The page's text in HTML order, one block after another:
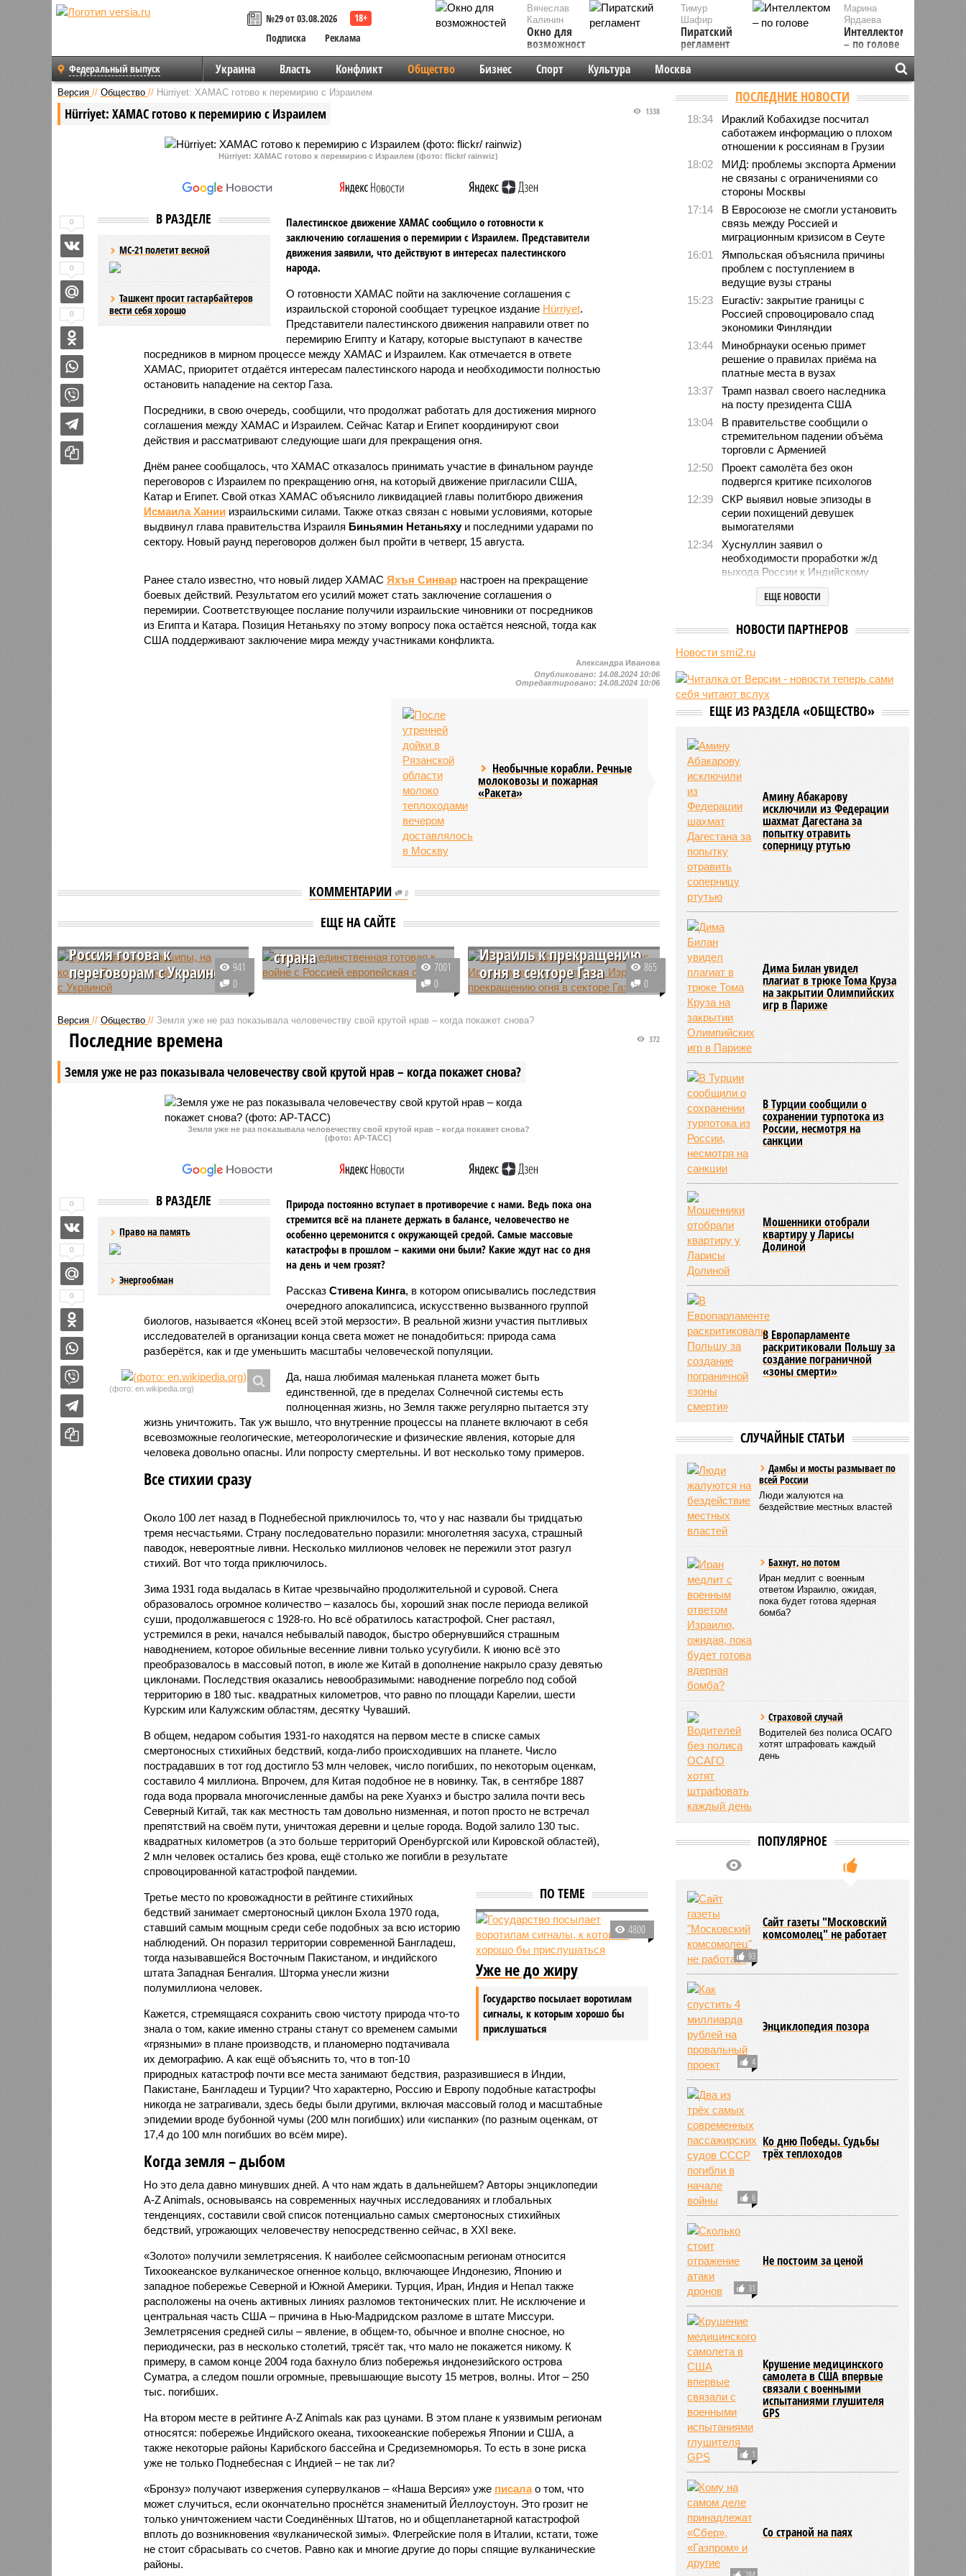
№29 от 03.08.2026
Подписка
Реклама
Вячеслав
Калинин
Окно для
возможностей
Марина
Ярдаева
Интеллектом
– по голове
Тимур
Шафир
Пиратский
регламент
Федеральный выпуск Украина Власть Конфликт Общество Бизнес Спорт Культура Москва
Версия // Общество // Hürriyet: ХАМАС готово к перемирию с Израилем
Hürriyet: ХАМАС готово к перемирию с Израилем 1338
Hürriyet: ХАМАС готово к перемирию с Израилем (фото: flickr/ rainwiz)
В РАЗДЕЛЕ
МС-21 полетит весной
Ташкент просит гастарбайтеров
вести себя хорошо
Палестинское движение ХАМАС сообщило о готовности к
заключению соглашения о перемирии с Израилем. Представители
движения заявили, что действуют в интересах палестинского
народа.
О готовности ХАМАС пойти на заключение соглашения с
израильской стороной сообщает турецкое издание Hürriyet.
Представители палестинского движения направили ответ по
перемирию Египту и Катару, которые выступают в качестве
посредников в мирном процессе между ХАМАС и Израилем. Как отмечается в ответе
ХАМАС, приоритет отдаётся интересам палестинского народа и необходимости полностью
остановить нападение на сектор Газа.
Посредники, в свою очередь, сообщили, что продолжат работать для достижения мирного
соглашения между ХАМАС и Израилем. Сейчас Катар и Египет координируют свои
действия и рассматривают следующие шаги для прекращения огня.
Днём ранее сообщалось, что ХАМАС отказалось принимать участие в финальном раунде
переговоров с Израилем по прекращению огня, на который движение пригласили США,
Катар и Египет. Свой отказ ХАМАС объяснило ликвидацией главы политбюро движения
Исмаила Ханииизраильскими силами. Также отказ связан с новыми условиями, которые
выдвинул глава правительства Израиля Биньямин Нетаньяхуи последними ударами по
сектору. Новый раунд переговоров должен был пройти в четверг, 15 августа.
Ранее стало известно, что новый лидер ХАМАС Яхъя Синварнастроен на прекращение
боевых действий. Результатом его усилий может стать заключение соглашения о
перемирии. Соответствующее послание получили израильские чиновники от посредников
из Египта и Катара. Позиция Нетаньяху по этому вопросу пока остаётся неясной, тогда как
США поддерживают заключение мира между участниками конфликта.
0
0
0
Александра Иванова
Опубликовано: 14.08.2024 10:06
Отредактировано: 14.08.2024 10:06
Необычные корабли. Речные
молоковозы и пожарная
«Ракета»
КОММЕНТАРИИ 0
ЕЩЕ НА САЙТЕ
Путин озвучил
Россия готова к
переговорам с Украиной
В ходе сегодняшнего совещания
Владимир Путин обозначил
условия, на которых Россия
готова приступить к мирным
переговорам с Украиной.
941
0
Названа единственная
готовая к войне с
страна
На фоне продолжающегося почти
дальнейшей эскалации ситуации
не менее, как отмечает западная
не готово к такому сценарию.
7001
0
ХАМАС: Обострение
конфликта с Ираном
Израиль к прекращению
огня в секторе Газа
Представитель палестинского
последние удары Израиля по
сопротивления, а ядерная
формальным поводом для атак.
865
0
Версия // Общество // Земля уже не раз показывала человечеству свой крутой нрав – когда покажет снова?
Земля уже не раз показывала человечеству свой крутой нрав – когда покажет снова?
372
Последние времена
Земля уже не раз показывала человечеству свой крутой нрав – когда покажет снова?
(фото: АР-ТАСС)
В РАЗДЕЛЕ
Право на память
Энергообман
Природа постоянно вступает в противоречие с нами. Ведь пока она
стремится всё на планете держать в балансе, человечество не
особенно церемонится с окружающей средой. Самые массовые
катастрофы в прошлом – какими они были? Какие ждут нас со дня
на день и чем грозят?
Рассказ Стивена Кинга, в котором описывались последствия
очередного апокалипсиса, искусственно вызванного группой
биологов, называется «Конец всей этой мерзости». В реальной жизни участия пытливых
исследователей в организации конца света может не понадобиться: природа сама
разберётся, как и где уменьшить масштабы человеческой популяции.
(фото: en.wikipedia.org)
Да, наша любимая маленькая планета может быть
единственной, где в пределах Солнечной системы есть
полноценная жизнь, но Земля также регулярно пытается эту
жизнь уничтожить. Так уж вышло, что внутренние процессы на планете включают в себя
всевозможные геологические, метеорологические и физические явления, которые для
человека довольно опасны. Или попросту смертельны. И вот несколько тому примеров.
Все стихии сразу
Около 100 лет назад в Поднебесной приключилось то, что у нас назвали бы тридцатью
тремя несчастьями. Страну последовательно поразили: многолетняя засуха, страшный
паводок, невероятные ливни. Несколько миллионов человек не пережили этот разгул
стихий. Вот что тогда приключилось.
Зима 1931 года выдалась в Китае чрезвычайно продолжительной и суровой. Снега
образовалось огромное количество – казалось бы, хороший знак после периода великой
суши, продолжавшегося с 1928-го. Но всё обратилось катастрофой. Снег растаял,
устремился в реки, начался небывалый паводок, быстро обернувшийся страшным
наводнением, которое обильные весенние ливни только усугубили. К июню всё это
преобразовалось в массовый потоп, в июле же Китай в дополнение накрыло сразу девятью
циклонами. Последствия оказались невообразимыми: наводнение погребло под собой
территорию в 180 тыс. квадратных километров, что равно по площади Карелии, шести
Курским или Калужским областям, десятку Чуваший.
В общем, недаром события 1931-го находятся на первом месте в списке самых
смертоносных стихийных бедствий, когда-либо происходивших на планете. Число
пострадавших в тот год достигло 53 млн человек, число погибших, по некоторым оценкам,
составило 4 миллиона. Впрочем, для Китая подобное не в новинку. Так, в сентябре 1887
года вода прорвала многочисленные дамбы на реке Хуанхэ и быстро залила почти весь
Северный Китай, так как местность там довольно низменная, и потоп просто не встречал
препятствий на своём пути, уничтожая деревни и целые города. Водой залило 130 тыс.
квадратных километров (а это больше территорий Оренбургской или Кировской областей),
2 млн человек остались без крова, ещё столько же погибли в результате
спровоцированной катастрофой пандемии.
ПО ТЕМЕ
4800
Уже не до жиру
Государство посылает воротилам
сигналы, к которым хорошо бы
прислушаться
Третье место по кровожадности в рейтинге стихийных
бедствий занимает смертоносный циклон Бхола 1970 года,
ставший самым мощным среди себе подобных за всю историю
наблюдений. Он поразил территории современной Бангладеш,
тогда называвшейся Восточным Пакистаном, и индийского
штата Западная Бенгалия. Шторма унесли жизни
полумиллиона человек.
Кажется, стремящаяся сохранить свою чистоту природа что-то
знала о том, какие именно страны станут со временем самыми
«грязными» в плане производств, и планомерно подтачивала
их демографию. А как ещё объяснить то, что в топ-10
природных катастроф почти все места занимают бедствия, разразившиеся в Индии,
Пакистане, Бангладеш и Турции? Что характерно, Россию и Европу подобные катастрофы
никогда не затрагивали, здесь беды были другими, включая массовый голод и масштабные
эпидемии вроде бубонной чумы (200 млн погибших) или «испанки» (по разным оценкам, от
17,4 до 100 млн погибших во всём мире).
Когда земля – дыбом
Но это дела давно минувших дней. А что нам ждать в дальнейшем? Авторы энциклопедии
A-Z Animals, основываясь на современных научных исследованиях и глобальных
тенденциях, составили свой список потенциально самых смертоносных стихийных
бедствий, угрожающих человечеству непосредственно сейчас, в XXI веке.
«Золото» получили землетрясения. К наиболее сейсмоопасным регионам относится
Тихоокеанское вулканическое огненное кольцо, включающее Индонезию, Японию и
западное побережье Северной и Южной Америки. Турция, Иран, Индия и Непал также
расположены на очень активных линиях разломов тектонических плит. Не исключение и
центральная часть США – причина в Нью-Мадридском разломе в штате Миссури.
Землетрясения средней силы – явление, в общем-то, обычное и вполне сносное, но
периодически, раз в несколько столетий, трясёт так, что мало не покажется никому. К
примеру, в самом конце 2004 года бахнуло близ побережья индонезийского острова
Суматра, а следом пошли огромные, превышающие высоту 15 метров, волны. Итог – 250
тыс. погибших.
На втором месте в рейтинге A-Z Animals как раз цунами. В этом плане к уязвимым регионам
относятся: побережье Индийского океана, тихо­океанские побережья Японии и США, а
также некоторые районы Карибского бассейна и Средиземноморья. То есть в зоне риска
уже не только Поднебесная с Индией – не так ли?
«Бронзу» получают извержения супервулканов – «Наша Версия» уже писалао том, что
может случиться, если окончательно проснётся знаменитый Йеллоустоун. Это грозит не
только уничтожением части Соединённых Штатов, но и общепланетарной катастрофой
вплоть до возникновения «вулканической зимы». Флегрейские поля в Италии, кстати, тоже
не стоит сбрасывать со счетов. Равно как и многие другие до поры спящие вулканические
районы.
0
0
0
ПОСЛЕДНИЕ НОВОСТИ
18:34
Ираклий Кобахидзе посчитал
саботажем информацию о плохом
отношении к россиянам в Грузии
18:02
МИД: проблемы экспорта Армении
не связаны с ограничениями со
стороны Москвы
17:14
В Евросоюзе не смогли установить
связь между Россией и
миграционным кризисом в Сеуте
16:01
Ямпольская объяснила причины
проблем с поступлением в
ведущие вузы страны
15:23
Euractiv: закрытие границы с
Россией спровоцировало спад
экономики Финляндии
13:44
Минобрнауки осенью примет
решение о правилах приёма на
платные места в вузах
13:37
Трамп назвал своего наследника
на посту президента США
13:04
В правительстве сообщили о
стремительном падении объёма
торговли с Арменией
12:50
Проект самолёта без окон
подвергся критике психологов
12:39
СКР выявил новые эпизоды в
серии похищений девушек
вымогателями
12:34
Хуснуллин заявил о
необходимости проработки ж/д
выхода России к Индийскому
В Японии опять произошло
12:03
В Египте безработный мужчина
притворялся судьёй и вымогал
11:55
Учёные назвали неожиданный
способ снизить риск развития
диабета
границе из-за очередей
ЕЩЕ НОВОСТИ
НОВОСТИ ПАРТНЕРОВ
Новости smi2.ru
ЕЩЕ ИЗ РАЗДЕЛА «ОБЩЕСТВО»
Амину Абакарову
исключили из Федерации
шахмат Дагестана за
попытку отравить
соперницу ртутью
Дима Билан увидел
плагиат в трюке Тома Круза
на закрытии Олимпийских
игр в Париже
В Турции сообщили о
сохранении турпотока из
России, несмотря на
санкции
Мошенники отобрали
квартиру у Ларисы
Долиной
В Европарламенте
раскритиковали Польшу за
создание пограничной
«зоны смерти»
СЛУЧАЙНЫЕ СТАТЬИ
Дамбы и мосты размывает по
всей России
Люди жалуются на
бездействие местных властей
Бахнут, но потом
Иран медлит с военным
ответом Израилю, ожидая,
пока будет готова ядерная
бомба?
Страховой случай
Водителей без полиса ОСАГО
хотят штрафовать каждый
день
ПОПУЛЯРНОЕ
93
Сайт газеты "Московский
комсомолец" не работает
4
Энциклопедия позора
6
Ко дню Победы. Судьбы
трёх теплоходов
31
Не постоим за ценой
1
Крушение медицинского
самолета в США впервые
связали с военными
испытаниями глушителя
GPS
Со страной на паях